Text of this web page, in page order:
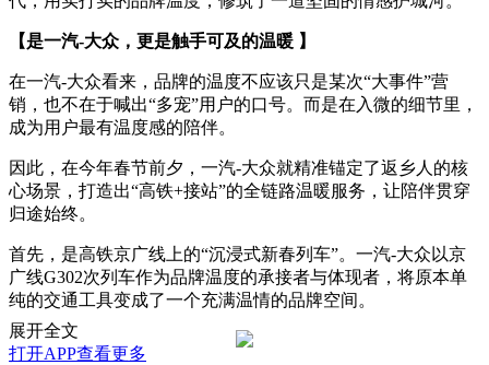
【是一汽-大众，更是触手可及的温暖 】
在一汽-大众看来，品牌的温度不应该只是某次“大事件”营
销，也不在于喊出“多宠”用户的口号。而是在入微的细节里，
成为用户最有温度感的陪伴。
因此，在今年春节前夕，一汽-大众就精准锚定了返乡人的核
心场景，打造出“高铁+接站”的全链路温暖服务，让陪伴贯穿
归途始终。
首先，是高铁京广线上的“沉浸式新春列车”。一汽-大众以京
广线G302次列车作为品牌温度的承接者与体现者，将原本单
纯的交通工具变成了一个充满温情的品牌空间。
展开全文
打开APP查看更多